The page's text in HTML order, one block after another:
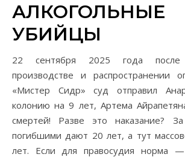
АЛКОГОЛЬНЫЕ
УБИЙЦЫ
22 сентября 2025 года
производстве и распространении
«Мистер Сидр» суд отправил
колонию на 9 лет, Артема
смертей! Разве это наказание?
погибшими дают 20 лет, а тут
лет. Если для правосудия норма